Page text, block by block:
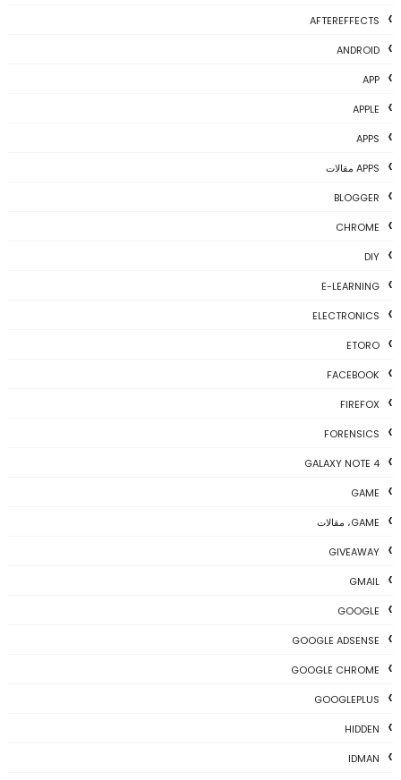
AFTEREFFECTS
ANDROID
APP
APPLE
APPS
APPS مقالات
BLOGGER
CHROME
DIY
E-LEARNING
ELECTRONICS
ETORO
FACEBOOK
FIREFOX
FORENSICS
GALAXY NOTE 4
GAME
GAME، مقالات
GIVEAWAY
GMAIL
GOOGLE
GOOGLE ADSENSE
GOOGLE CHROME
GOOGLEPLUS
HIDDEN
IDMAN